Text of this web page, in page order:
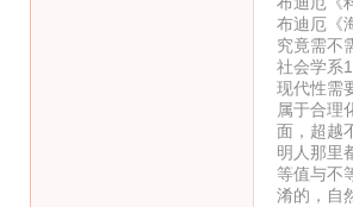
布迪厄《
究竟需不
社会学系
现代性需
属于合理
面，超越
明人那里
等值与不
淆的，自